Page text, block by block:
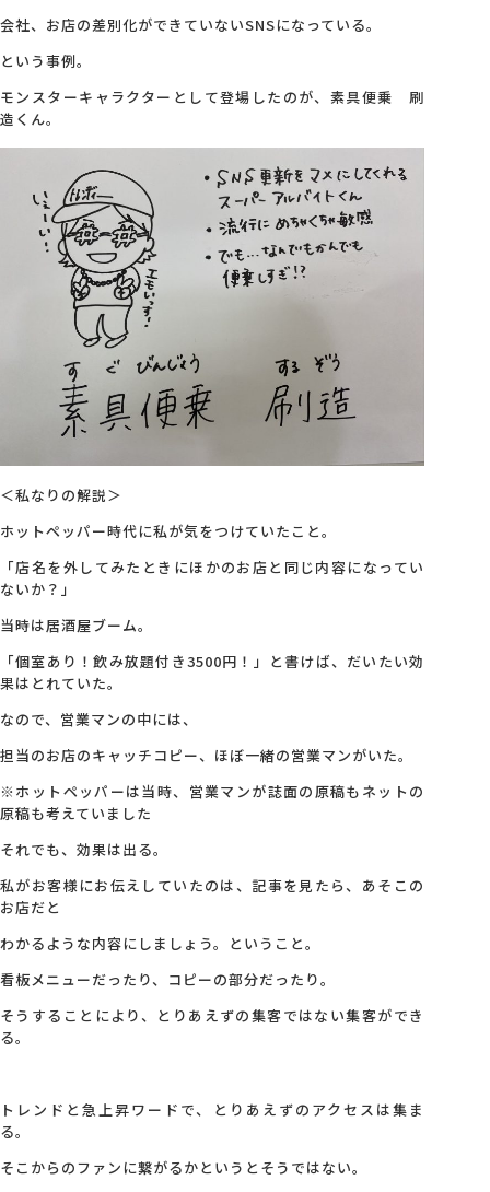
会社、お店の差別化ができていないSNSになっている。
という事例。
モンスターキャラクターとして登場したのが、素具便乗 刷
造くん。
＜私なりの解説＞
ホットペッパー時代に私が気をつけていたこと。
「店名を外してみたときにほかのお店と同じ内容になってい
ないか？」
当時は居酒屋ブーム。
「個室あり！飲み放題付き3500円！」と書けば、だいたい効
果はとれていた。
なので、営業マンの中には、
担当のお店のキャッチコピー、ほぼ一緒の営業マンがいた。
※ホットペッパーは当時、営業マンが誌面の原稿もネットの
原稿も考えていました
それでも、効果は出る。
私がお客様にお伝えしていたのは、記事を見たら、あそこの
お店だと
わかるような内容にしましょう。ということ。
看板メニューだったり、コピーの部分だったり。
そうすることにより、とりあえずの集客ではない集客ができ
る。
トレンドと急上昇ワードで、とりあえずのアクセスは集ま
る。
そこからのファンに繋がるかというとそうではない。